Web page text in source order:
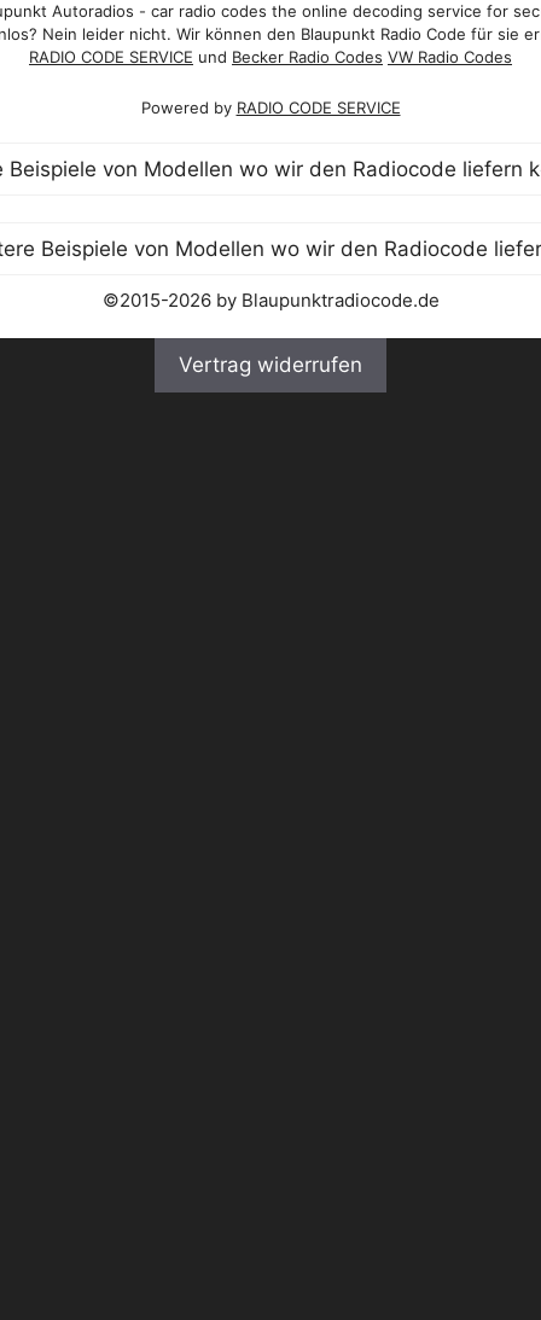
Autoradios - car radio codes the online decoding service for
Nein leider nicht. Wir können den Blaupunkt Radio Code für sie
RADIO CODE SERVICE und Becker Radio Codes VW Radio Codes
Powered by RADIO CODE SERVICE
©2015-2026 by Blaupunktradiocode.de
Vertrag widerrufen